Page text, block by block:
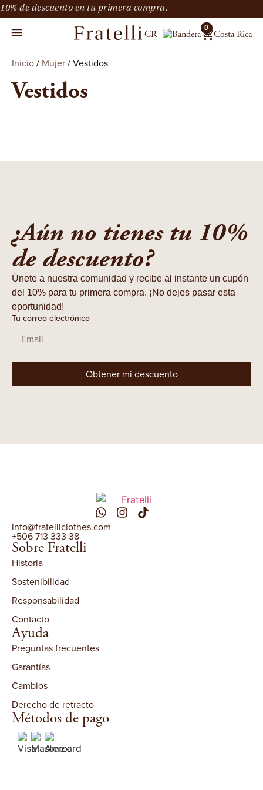
10% de descuento en tu primera compra.
CR
0
Inicio/ Mujer/ Vestidos
Vestidos
¿Aún no tienes tu 10%
de descuento?
Únete a nuestra comunidad y recibe al instante un cupón
del 10% para tu primera compra. ¡No dejes pasar esta
oportunidad!
Tu correo electrónico
Obtener mi descuento
info@fratelliclothes.com
+506 713 333 38
Sobre Fratelli
Historia
Sostenibilidad
Responsabilidad
Contacto
Ayuda
Preguntas frecuentes
Garantías
Cambios
Derecho de retracto
Métodos de pago